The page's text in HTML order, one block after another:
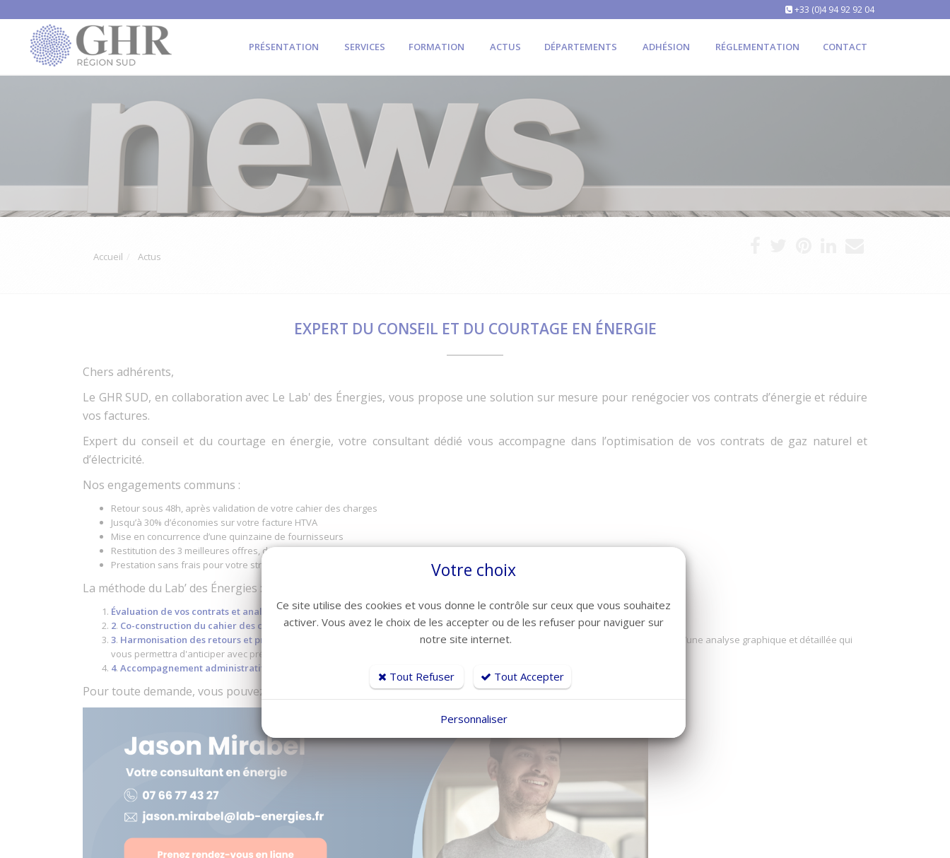
+33 (0)4 94 92 92 04
PRÉSENTATION SERVICES FORMATION ACTUS DÉPARTEMENTS ADHÉSION RÉGLEMENTATION CONTACT
Accueil Actus
EXPERT DU CONSEIL ET DU COURTAGE EN ÉNERGIE
Chers adhérents,
Le GHR SUD, en collaboration avec Le Lab' des Énergies, vous propose une solution sur mesure pour renégocier vos contrats d’énergie et réduire
vos factures.
Expert du conseil et du courtage en énergie, votre consultant dédié vous accompagne dans l’optimisation de vos contrats de gaz naturel et
d’électricité.
Nos engagements communs :
Retour sous 48h, après validation de votre cahier des charges
Jusqu’à 30% d’économies sur votre facture HTVA
Mise en concurrence d’une quinzaine de fournisseurs
Restitution des 3 meilleures offres, dans un comparateur HTVA
Prestation sans frais pour votre structure
La méthode du Lab’ des Énergies :
Évaluation de vos contrats et analyse de votre profil de consommation :à partir d’une facture récente.
2. Co-construction du cahier des charges: pour concevoir une stratégie d’achat adaptée aux enjeux de votre entreprise.
3. Harmonisation des retours et projection budgétaire chiffrée
: les résultats de l’appel d’offres vous sont restitués sous la forme d’une analyse graphique et détaillée qui
vous permettra d'anticiper avec précision votre budget énergie.
4. Accompagnement administratif
Pour toute demande, vous pouvez contacter Jason Mirabel, consultant en énergie au sein du Lab’ des Énergies.
Votre choix
Ce site utilise des cookies et vous donne le contrôle sur ceux que vous souhaitez
activer. Vous avez le choix de les accepter ou de les refuser pour naviguer sur
notre site internet.
Tout Refuser Tout Accepter
Personnaliser